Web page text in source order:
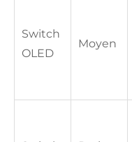
Switch
OLED
Moyen